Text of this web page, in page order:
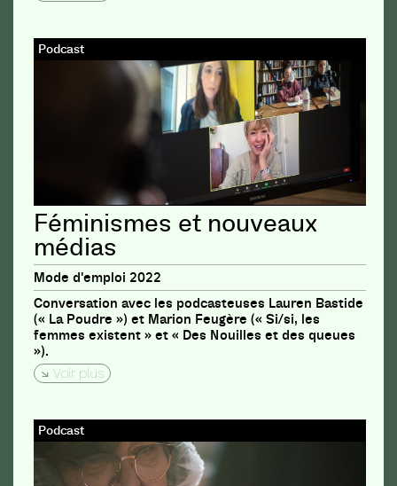
Podcast
Féminismes et nouveaux
médias
Mode d'emploi 2022
Conversation avec les podcasteuses Lauren Bastide
(« La Poudre ») et Marion Feugère (« Si/si, les
femmes existent » et « Des Nouilles et des queues
»).
Voir plus
Podcast